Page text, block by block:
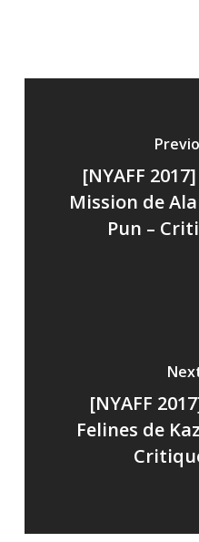
[NYAFF
Mission de
Pun –
[NYAFF
Felines de